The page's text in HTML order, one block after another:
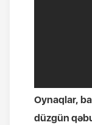
Oynaqlar,
düzgün